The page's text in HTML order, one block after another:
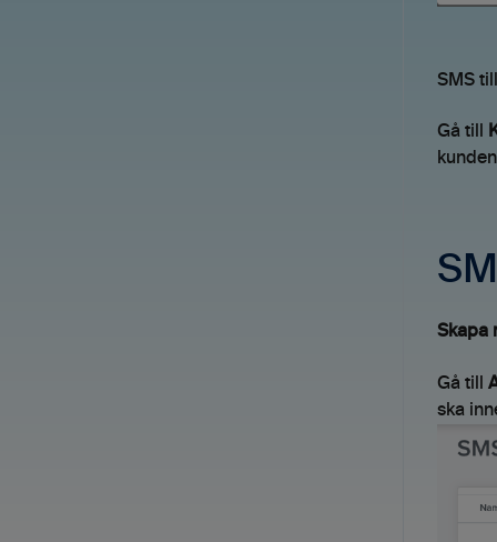
SMS
Gå till
Skapa
Gå till
ska